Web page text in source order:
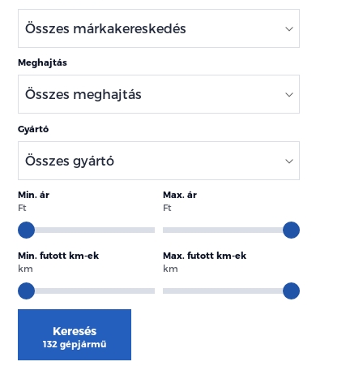
Meghajtás
Gyártó
Min. ár
Ft
Max. ár
Ft
Min. futott km-ek
km
Max. futott km-ek
km
Keresés
132 gépjármű